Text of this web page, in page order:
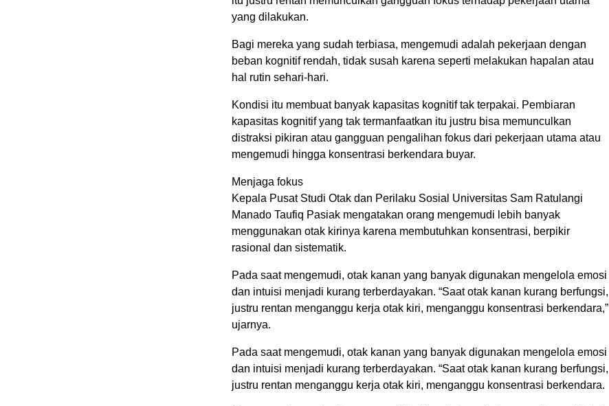
yang dilakukan.
Bagi mereka yang sudah terbiasa, mengemudi adalah pekerjaan dengan
beban kognitif rendah, tidak susah karena seperti melakukan hapalan atau
hal rutin sehari-hari.
Kondisi itu membuat banyak kapasitas kognitif tak terpakai. Pembiaran
kapasitas kognitif yang tak termanfaatkan itu justru bisa memunculkan
distraksi pikiran atau gangguan pengalihan fokus dari pekerjaan utama atau
mengemudi hingga konsentrasi berkendara buyar.
Menjaga fokus
Kepala Pusat Studi Otak dan Perilaku Sosial Universitas Sam Ratulangi
Manado Taufiq Pasiak mengatakan orang mengemudi lebih banyak
menggunakan otak kirinya karena membutuhkan konsentrasi, berpikir
rasional dan sistematik.
Pada saat mengemudi, otak kanan yang banyak digunakan mengelola emosi
dan intuisi menjadi kurang terberdayakan. “Saat otak kanan kurang berfungsi,
justru rentan menganggu kerja otak kiri, menganggu konsentrasi berkendara,”
ujarnya.
Pada saat mengemudi, otak kanan yang banyak digunakan mengelola emosi
dan intuisi menjadi kurang terberdayakan. “Saat otak kanan kurang berfungsi,
justru rentan menganggu kerja otak kiri, menganggu konsentrasi berkendara.